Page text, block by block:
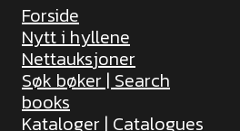
Forside
Nytt i hyllene
Nettauksjoner
Søk bøker | Search
books
Kataloger | Catalogues